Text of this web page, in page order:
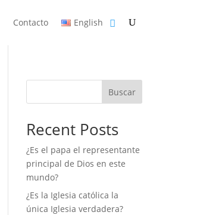
Contacto English
Buscar
Recent Posts
¿Es el papa el representante
principal de Dios en este
mundo?
¿Es la Iglesia católica la
única Iglesia verdadera?